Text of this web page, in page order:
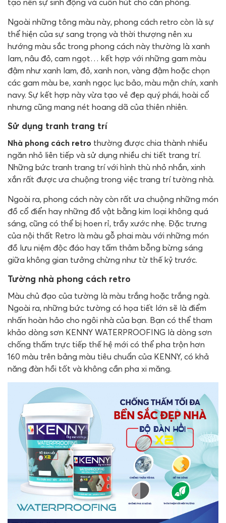
tạo nên sự sinh động và cuốn hút cho căn phòng.
Ngoài những tông màu này, phong cách retro còn là sự
thể hiện của sự sang trọng và thời thượng nên xu
hướng màu sắc trong phong cách này thường là xanh
lam, nâu đỏ, cam ngọt… kết hợp với những gam màu
đậm như xanh lam, đỏ, xanh non, vàng đậm hoặc chọn
các gam màu be, xanh ngọc lục bảo, màu mận chín, xanh
navy. Sự kết hợp này vừa tạo vẻ đẹp quý phái, hoài cổ
nhưng cũng mang nét hoang dã của thiên nhiên.
Sử dụng tranh trang trí
Nhà phong cách retro thường được chia thành nhiều
ngăn nhỏ liên tiếp và sử dụng nhiều chi tiết trang trí.
Những bức tranh trang trí với hình thù nhỏ nhắn, xinh
xắn rất được ưa chuộng trong việc trang trí tường nhà.
Ngoài ra, phong cách này còn rất ưa chuộng những món
đồ cổ điển hay những đồ vật bằng kim loại không quá
sáng, cũng có thể bị hoen rỉ, trầy xước nhẹ. Đặc trưng
của nội thất Retro là màu gỗ phai màu với những món
đồ lưu niệm độc đáo hay tấm thảm bỗng bừng sáng
giữa không gian tưởng chừng như từ thế kỷ trước.
Tường nhà phong cách retro
Màu chủ đạo của tường là màu trắng hoặc trắng ngà.
Ngoài ra, những bức tường có họa tiết lớn sẽ là điểm
nhấn hoàn hảo cho ngôi nhà của bạn. Bạn có thể tham
khảo dòng sơn KENNY WATERPROOFING là dòng sơn
chống thấm trực tiếp thế hệ mới có thể pha trộn hơn
160 màu trên bảng màu tiêu chuẩn của KENNY, có khả
năng đàn hồi tốt và không cần pha xi măng.